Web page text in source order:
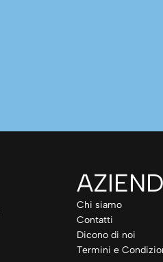
Chi siamo
Contatti
Dicono di noi
Termini e